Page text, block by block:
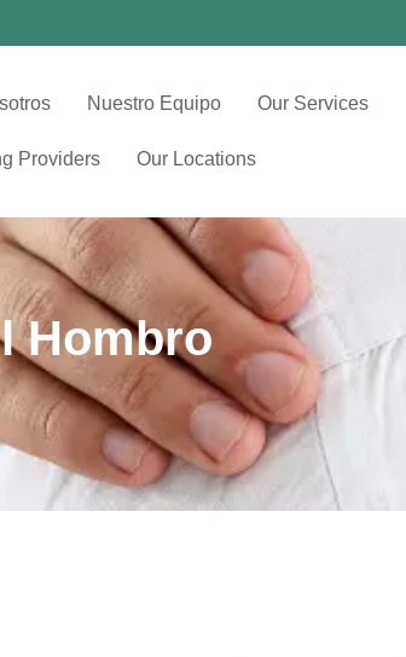
Nuestro Equipo Our Services
Providers Our Locations
Hombro